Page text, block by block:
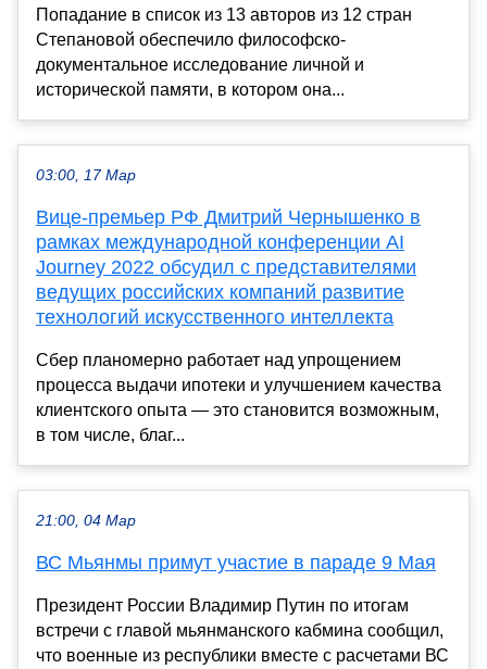
Попадание в список из 13 авторов из 12 стран
Степановой обеспечило философско-
документальное исследование личной и
исторической памяти, в котором она...
03:00, 17 Мар
Вице-премьер РФ Дмитрий Чернышенко в
рамках международной конференции AI
Journey 2022 обсудил с представителями
ведущих российских компаний развитие
технологий искусственного интеллекта
Сбер планомерно работает над упрощением
процесса выдачи ипотеки и улучшением качества
клиентского опыта — это становится возможным,
в том числе, благ...
21:00, 04 Мар
ВС Мьянмы примут участие в параде 9 Мая
Президент России Владимир Путин по итогам
встречи с главой мьянманского кабмина сообщил,
что военные из республики вместе с расчетами ВС